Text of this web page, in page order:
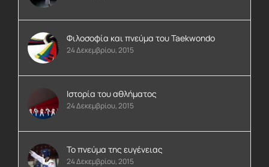
Φιλοσοφία και πνεύμα του Taekwondo
24 Δεκεμβρίου, 2015
Ιστορία του αθλήματος
24 Δεκεμβρίου, 2015
Το πνεύμα της ευγένειας
24 Δεκεμβρίου, 2015